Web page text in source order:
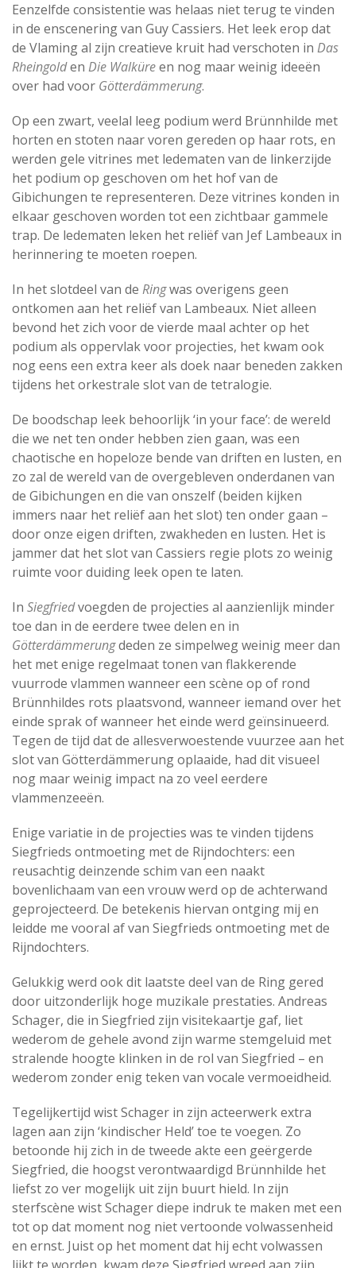
Eenzelfde consistentie was helaas niet terug te vinden
in de enscenering van Guy Cassiers. Het leek erop dat
de Vlaming al zijn creatieve kruit had verschoten in Das
Rheingolden Die Walküreen nog maar weinig ideeën
over had voor Götterdämmerung.
Op een zwart, veelal leeg podium werd Brünnhilde met
horten en stoten naar voren gereden op haar rots, en
werden gele vitrines met ledematen van de linkerzijde
het podium op geschoven om het hof van de
Gibichungen te representeren. Deze vitrines konden in
elkaar geschoven worden tot een zichtbaar gammele
trap. De ledematen leken het reliëf van Jef Lambeaux in
herinnering te moeten roepen.
In het slotdeel van de Ringwas overigens geen
ontkomen aan het reliëf van Lambeaux. Niet alleen
bevond het zich voor de vierde maal achter op het
podium als oppervlak voor projecties, het kwam ook
nog eens een extra keer als doek naar beneden zakken
tijdens het orkestrale slot van de tetralogie.
De boodschap leek behoorlijk ‘in your face’: de wereld
die we net ten onder hebben zien gaan, was een
chaotische en hopeloze bende van driften en lusten, en
zo zal de wereld van de overgebleven onderdanen van
de Gibichungen en die van onszelf (beiden kijken
immers naar het reliëf aan het slot) ten onder gaan –
door onze eigen driften, zwakheden en lusten. Het is
jammer dat het slot van Cassiers regie plots zo weinig
ruimte voor duiding leek open te laten.
In Siegfriedvoegden de projecties al aanzienlijk minder
toe dan in de eerdere twee delen en in
Götterdämmerungdeden ze simpelweg weinig meer dan
het met enige regelmaat tonen van flakkerende
vuurrode vlammen wanneer een scène op of rond
Brünnhildes rots plaatsvond, wanneer iemand over het
einde sprak of wanneer het einde werd geïnsinueerd.
Tegen de tijd dat de allesverwoestende vuurzee aan het
slot van Götterdämmerung oplaaide, had dit visueel
nog maar weinig impact na zo veel eerdere
vlammenzeeën.
Enige variatie in de projecties was te vinden tijdens
Siegfrieds ontmoeting met de Rijndochters: een
reusachtig deinzende schim van een naakt
bovenlichaam van een vrouw werd op de achterwand
geprojecteerd. De betekenis hiervan ontging mij en
leidde me vooral af van Siegfrieds ontmoeting met de
Rijndochters.
Gelukkig werd ook dit laatste deel van de Ring gered
door uitzonderlijk hoge muzikale prestaties. Andreas
Schager, die in Siegfried zijn visitekaartje gaf, liet
wederom de gehele avond zijn warme stemgeluid met
stralende hoogte klinken in de rol van Siegfried – en
wederom zonder enig teken van vocale vermoeidheid.
Tegelijkertijd wist Schager in zijn acteerwerk extra
lagen aan zijn ‘kindischer Held’ toe te voegen. Zo
betoonde hij zich in de tweede akte een geërgerde
Siegfried, die hoogst verontwaardigd Brünnhilde het
liefst zo ver mogelijk uit zijn buurt hield. In zijn
sterfscène wist Schager diepe indruk te maken met een
tot op dat moment nog niet vertoonde volwassenheid
en ernst. Juist op het moment dat hij echt volwassen